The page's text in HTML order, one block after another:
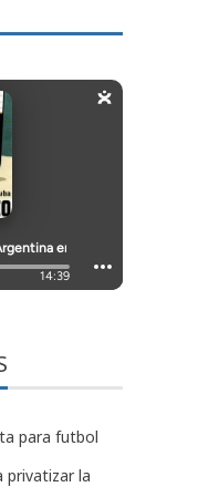
para futbol
la